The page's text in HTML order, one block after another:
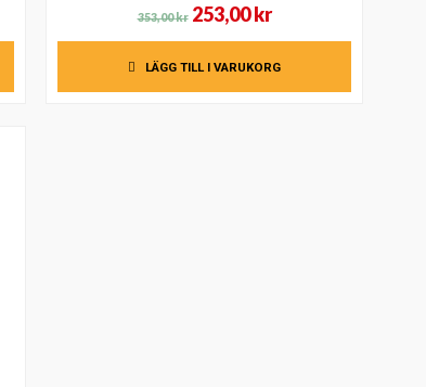
353,00kr Det
ursprungliga
priset
253,00krDet
nuvarande
priset
LÄGG TILL I VARUKORG